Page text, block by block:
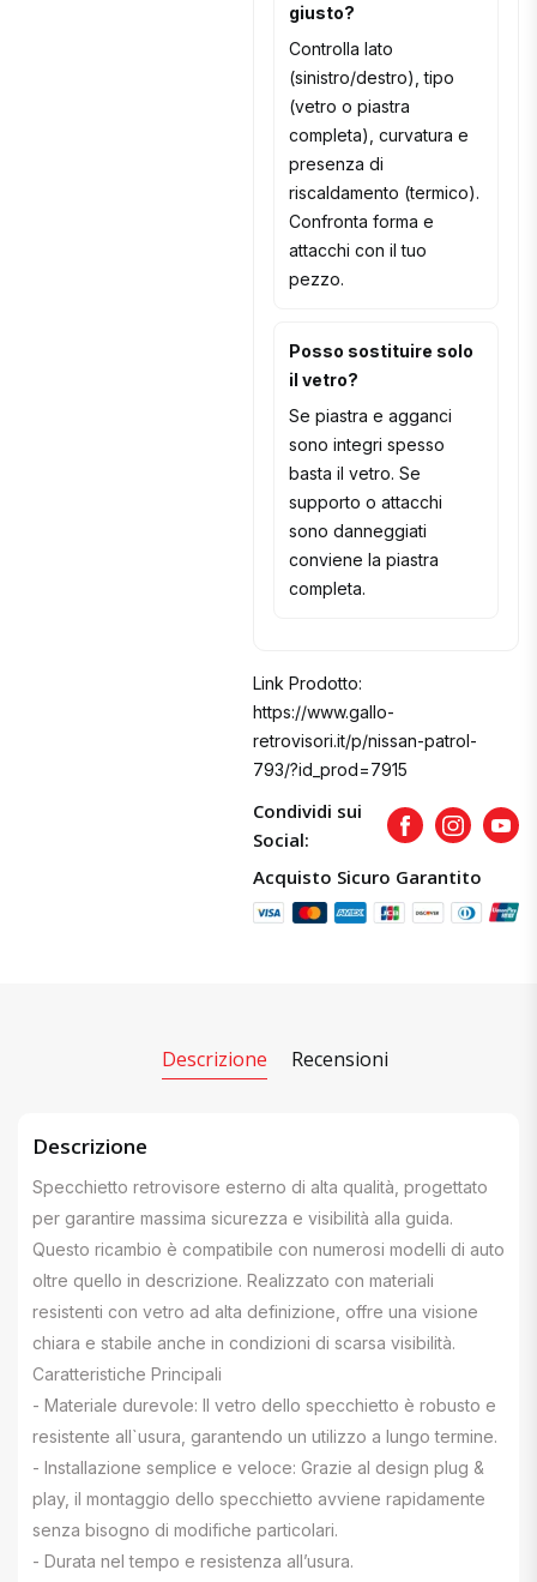
giusto?
Controlla lato
(sinistro/destro), tipo
(vetro o piastra
completa), curvatura e
presenza di
riscaldamento (termico).
Confronta forma e
attacchi con il tuo
pezzo.
Posso sostituire solo
il vetro?
Se piastra e agganci
sono integri spesso
basta il vetro. Se
supporto o attacchi
sono danneggiati
conviene la piastra
completa.
Link Prodotto:
https://www.gallo-
retrovisori.it/p/nissan-patrol-
793/?id_prod=7915
Condividi sui
Social:
FacebookInstagram
Acquisto Sicuro Garantito
Descrizione Recensioni
Descrizione
Specchietto retrovisore esterno di alta qualità, progettato
per garantire massima sicurezza e visibilità alla guida.
Questo ricambio è compatibile con numerosi modelli di auto
oltre quello in descrizione. Realizzato con materiali
resistenti con vetro ad alta definizione, offre una visione
chiara e stabile anche in condizioni di scarsa visibilità.
Caratteristiche Principali
- Materiale durevole: Il vetro dello specchietto è robusto e
resistente all`usura, garantendo un utilizzo a lungo termine.
- Installazione semplice e veloce: Grazie al design plug &
play, il montaggio dello specchietto avviene rapidamente
senza bisogno di modifiche particolari.
- Durata nel tempo e resistenza all’usura.